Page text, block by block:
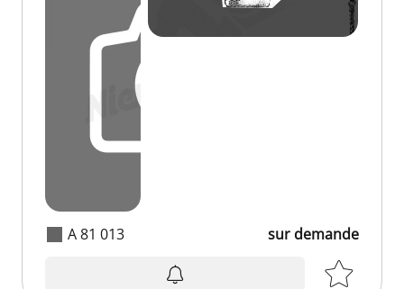
A 81 013 sur demande